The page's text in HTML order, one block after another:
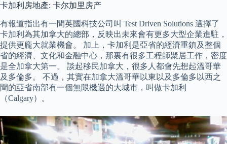
卡加利房地產: 卡尔加里房产
有報道指出有一間英國科技公司叫 Test Driven Solutions 選擇了
卡加利為其加拿大的總部，反映出未來會有更多大型企業進駐，
提供更龐大就業機會。 加上，卡加利是亞省的經濟重鎮及整個
省的經濟、文化和金融中心，那裏有很多工程師聚居工作，密度
是全加拿大第一。 談起移民加拿大，很多人都會先想起溫哥華
及多倫多。 不過，其實在加拿大溫哥華以東以及多倫多以西之
間的亞省南部有一個無限機遇的大城市，叫做卡加利
（Calgary）。